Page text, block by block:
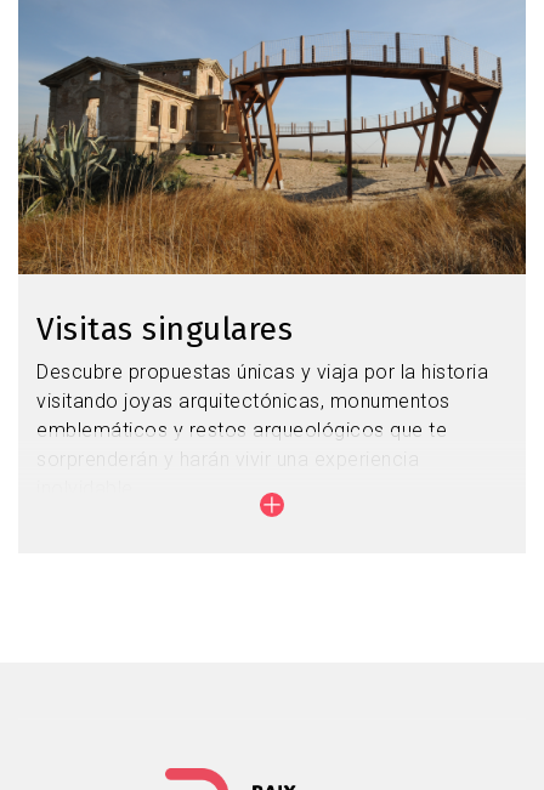
Visitas singulares
Descubre propuestas únicas y viaja por la historia
visitando joyas arquitectónicas, monumentos
emblemáticos y restos arqueológicos que te
sorprenderán y harán vivir una experiencia